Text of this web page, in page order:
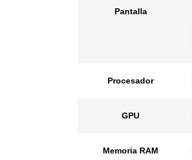
Pantalla
Procesador
GPU
Memoria RAM